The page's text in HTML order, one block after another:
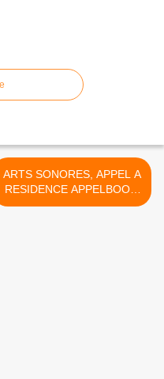
ARTS SONORES, APPEL A
RESIDENCE APPELBOOM
2010 >